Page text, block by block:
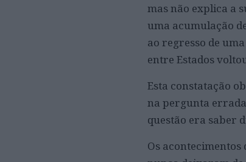
mas não explica a
uma acumulação
ao regresso de
entre Estados
Esta constatação
na pergunta
questão era saber
Os